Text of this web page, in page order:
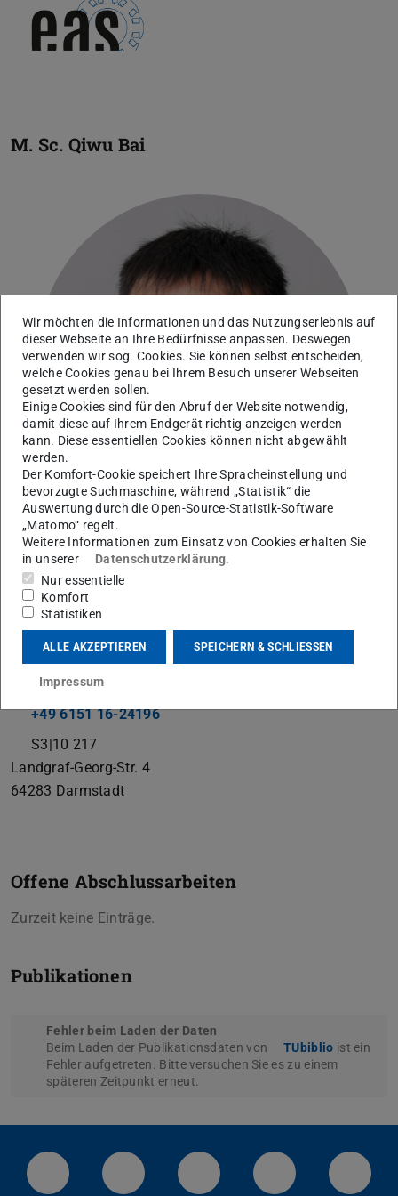
M. Sc. Qiwu Bai
Arbeitsgebiet(e)
Auslegung elektrischer Maschinen
Kontakt
qiwu.bai@eas.tu-...
+49 6151 16-24196
S3|10 217
Landgraf-Georg-Str. 4
64283 Darmstadt
Offene Abschlussarbeiten
Zurzeit keine Einträge.
Publikationen
Fehler beim Laden der Daten
Beim Laden der Publikationsdaten von
TUbiblio ist ein
Fehler aufgetreten. Bitte versuchen Sie es zu einem
späteren Zeitpunkt erneut.
LinkedIn-Seite der TU Darmstadt
Instagram-Kanal der TU
Bluesky-Kanal der TU
Facebook-
Wir möchten die Informationen und das Nutzungserlebnis auf
dieser Webseite an Ihre Bedürfnisse anpassen. Deswegen
verwenden wir sog. Cookies. Sie können selbst entscheiden,
welche Cookies genau bei Ihrem Besuch unserer Webseiten
gesetzt werden sollen.
Einige Cookies sind für den Abruf der Website notwendig,
damit diese auf Ihrem Endgerät richtig anzeigen werden
kann. Diese essentiellen Cookies können nicht abgewählt
werden.
Der Komfort-Cookie speichert Ihre Spracheinstellung und
bevorzugte Suchmaschine, während „Statistik“ die
Auswertung durch die Open-Source-Statistik-Software
„Matomo“ regelt.
Weitere Informationen zum Einsatz von Cookies erhalten Sie
in unserer
Datenschutzerklärung.
Nur essentielle
Komfort
Statistiken
ALLE AKZEPTIEREN SPEICHERN & SCHLIESSEN
Impressum